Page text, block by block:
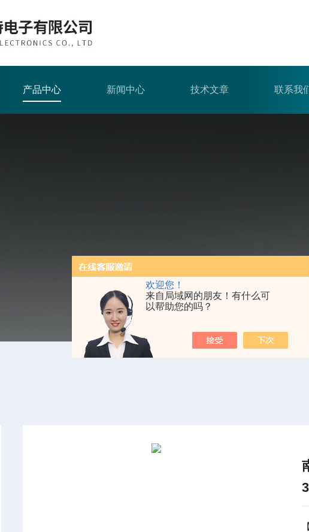
欢迎您！
来自局域网的朋友！有什么可
以帮助您的吗？
产品中心 新闻中心 技术文章 联系我
当前位置：